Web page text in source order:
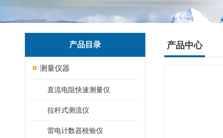
产品目录
测量仪器
直流电阻快速测量仪
拉杆式测流仪
雷电计数器校验仪
产品中心